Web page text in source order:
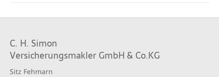
C. H. Simon
Versicherungsmakler GmbH & Co.KG
Sitz Fehmarn